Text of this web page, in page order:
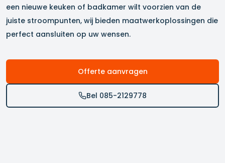
een nieuwe keuken of badkamer wilt voorzien van de
juiste stroompunten, wij bieden maatwerkoplossingen die
perfect aansluiten op uw wensen.
Offerte aanvragen
Bel 085-2129778